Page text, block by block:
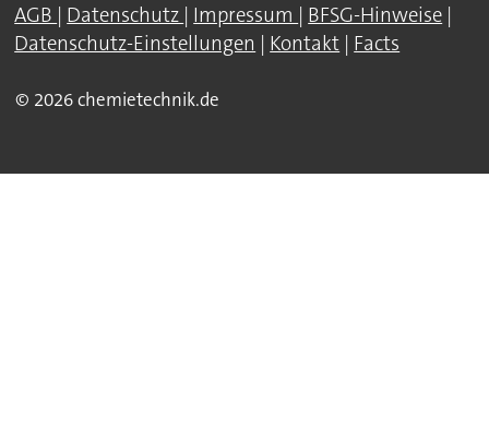
AGB | Datenschutz | Impressum | BFSG-Hinweise |
Datenschutz-Einstellungen | Kontakt | Facts
© 2026 chemietechnik.de